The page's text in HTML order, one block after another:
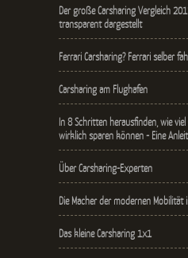
Der große Carsharing Vergleich
transparent dargestellt
Ferrari Carsharing? Ferrari selber
Carsharing am Flughafen
In 8 Schritten herausfinden, wie viel
wirklich sparen können - Eine
Über Carsharing-Experten
Die Macher der modernen Mobilität
Das kleine Carsharing 1x1